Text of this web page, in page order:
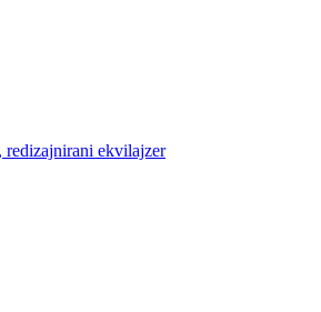
redizajnirani ekvilajzer